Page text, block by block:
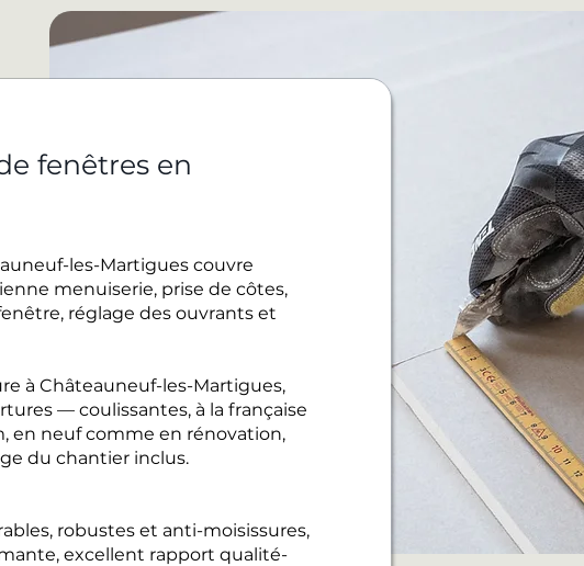
fenêtres en
les-Martigues couvre
menuiserie, prise de côtes,
réglage des ouvrants et
à Châteauneuf-les-Martigues,
— coulissantes, à la française
en neuf comme en rénovation,
du chantier inclus.
robustes et anti-moisissures,
excellent rapport qualité-